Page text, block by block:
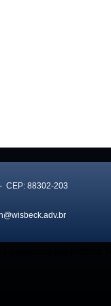
- CEP: 88302-203